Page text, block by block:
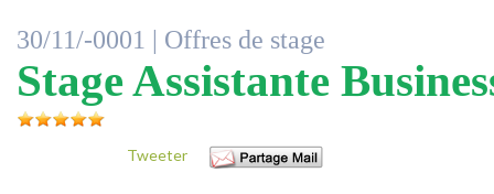
30/11/-0001 | Offres de stage
Stage Assistante
Tweeter